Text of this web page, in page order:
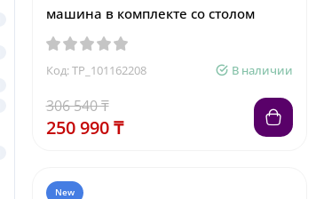
машина в комплекте со столом
Код: TP_101162208 В наличии
306 540 ₸
250 990 ₸
New